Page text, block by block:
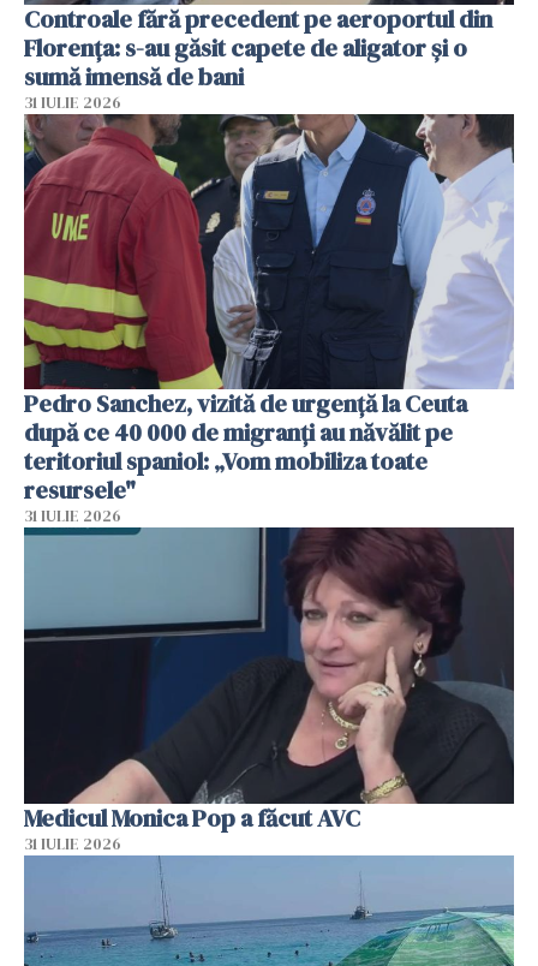
Controale fără precedent pe aeroportul din
Florența: s-au găsit capete de aligator și o
sumă imensă de bani
31 IULIE 2026
Pedro Sanchez, vizită de urgență la Ceuta
după ce 40 000 de migranți au năvălit pe
teritoriul spaniol: „Vom mobiliza toate
resursele"
31 IULIE 2026
Medicul Monica Pop a făcut AVC
31 IULIE 2026